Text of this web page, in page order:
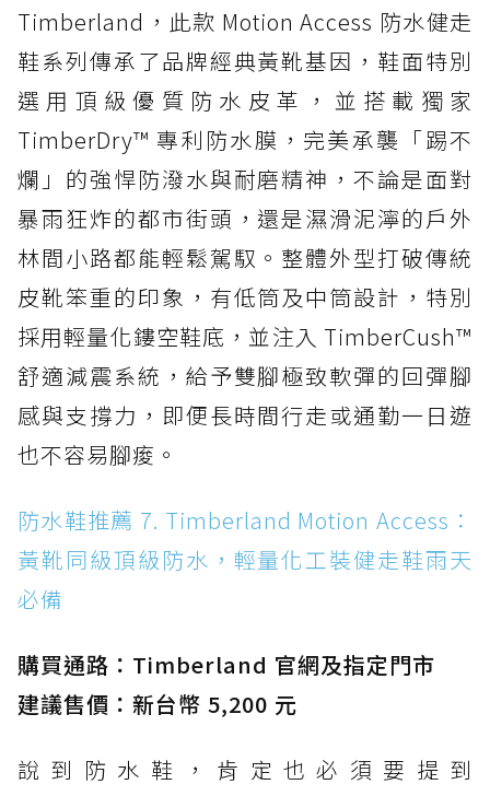
Timberland，此款 Motion Access 防水健走
鞋系列傳承了品牌經典黃靴基因，鞋面特別
選用頂級優質防水皮革，並搭載獨家
TimberDry™ 專利防水膜，完美承襲「踢不
爛」的強悍防潑水與耐磨精神，不論是面對
暴雨狂炸的都市街頭，還是濕滑泥濘的戶外
林間小路都能輕鬆駕馭。整體外型打破傳統
皮靴笨重的印象，有低筒及中筒設計，特別
採用輕量化鏤空鞋底，並注入 TimberCush™
舒適減震系統，給予雙腳極致軟彈的回彈腳
感與支撐力，即便長時間行走或通勤一日遊
也不容易腳痠。
防水鞋推薦 7. Timberland Motion Access：
黃靴同級頂級防水，輕量化工裝健走鞋雨天
必備
購買通路：Timberland 官網及指定門市
建議售價：新台幣 5,200 元
說到防水鞋，肯定也必須要提到